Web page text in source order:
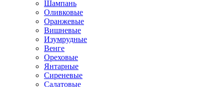
Шампань
Оливковые
Оранжевые
Вишневые
Изумрудные
Венге
Ореховые
Янтарные
Сиреневые
Салатовые